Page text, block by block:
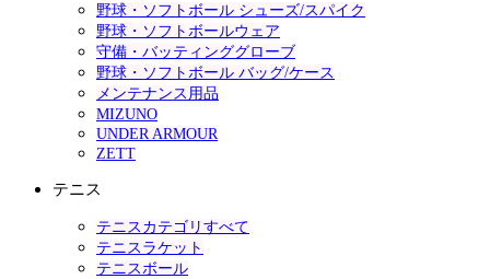
野球・ソフトボール シューズ/スパイク
野球・ソフトボールウェア
守備・バッティンググローブ
野球・ソフトボール バッグ/ケース
メンテナンス用品
MIZUNO
UNDER ARMOUR
ZETT
テニス
テニスカテゴリすべて
テニスラケット
テニスボール